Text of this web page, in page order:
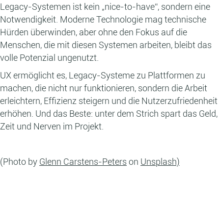
Legacy-Systemen ist kein „nice-to-have“, sondern eine
Notwendigkeit. Moderne Technologie mag technische
Hürden überwinden, aber ohne den Fokus auf die
Menschen, die mit diesen Systemen arbeiten, bleibt das
volle Potenzial ungenutzt.
UX ermöglicht es, Legacy-Systeme zu Plattformen zu
machen, die nicht nur funktionieren, sondern die Arbeit
erleichtern, Effizienz steigern und die Nutzerzufriedenheit
erhöhen. Und das Beste: unter dem Strich spart das Geld,
Zeit und Nerven im Projekt.
(Photo by Glenn Carstens-Peters on Unsplash)